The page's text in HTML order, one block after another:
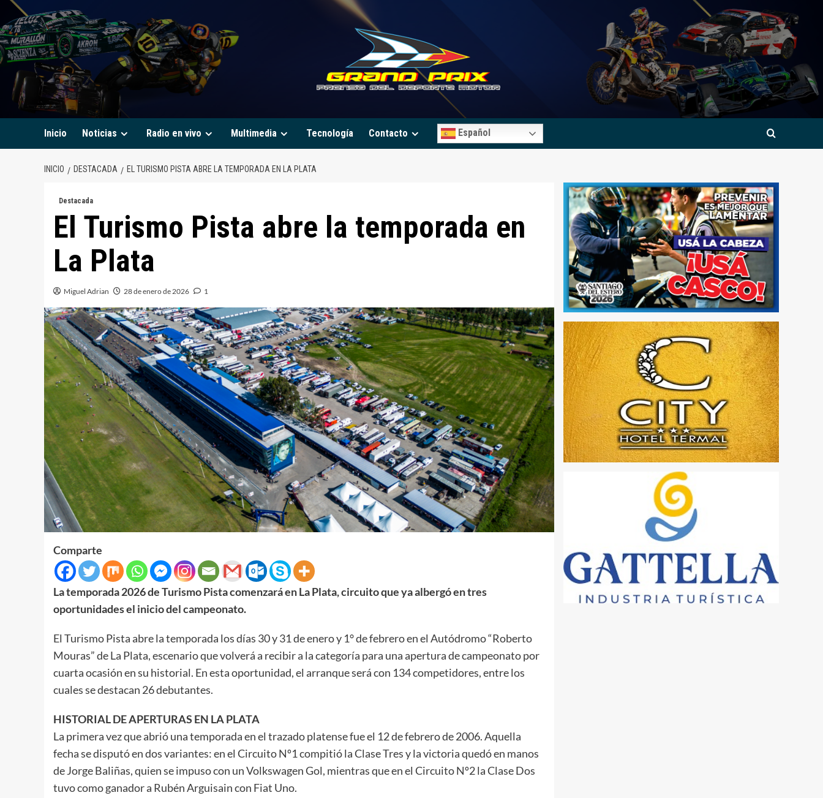
Saltar
al
contenido
Inicio Noticias Radio en vivo Multimedia Tecnología Contacto Español
INICIO DESTACADA EL TURISMO PISTA ABRE LA TEMPORADA EN LA PLATA
Destacada
El Turismo Pista abre la temporada en
La Plata
Miguel Adrian 28 de enero de 2026 1
Comparte
La temporada 2026 de Turismo Pista comenzará en La Plata, circuito que ya albergó en tres
oportunidades el inicio del campeonato.
El Turismo Pista abre la temporada los días 30 y 31 de enero y 1° de febrero en el Autódromo “Roberto
Mouras” de La Plata, escenario que volverá a recibir a la categoría para una apertura de campeonato por
cuarta ocasión en su historial. En esta oportunidad, el arranque será con 134 competidores, entre los
cuales se destacan 26 debutantes.
HISTORIAL DE APERTURAS EN LA PLATA
La primera vez que abrió una temporada en el trazado platense fue el 12 de febrero de 2006. Aquella
fecha se disputó en dos variantes: en el Circuito Nº1 compitió la Clase Tres y la victoria quedó en manos
de Jorge Baliñas, quien se impuso con un Volkswagen Gol, mientras que en el Circuito Nº2 la Clase Dos
tuvo como ganador a Rubén Arguisain con Fiat Uno.